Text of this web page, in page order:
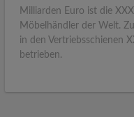
Milliarden Euro ist die
Möbelhändler der Welt.
in den Vertriebsschienen
betrieben.